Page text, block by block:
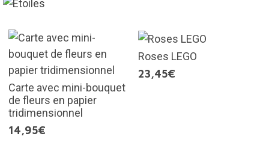
Carte avec mini-bouquet
de fleurs en papier
tridimensionnel
14,95€
Roses LEGO
23,45€